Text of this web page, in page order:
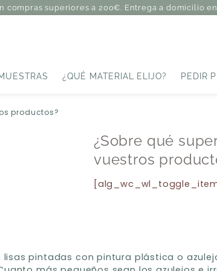
compras superiores a 200€. Entrega a domicilio
¿QUÉ MATERIAL ELIJO? PEDIR
productos?
¿Sobre qué
vuestros
pintadas con pintura plástica o